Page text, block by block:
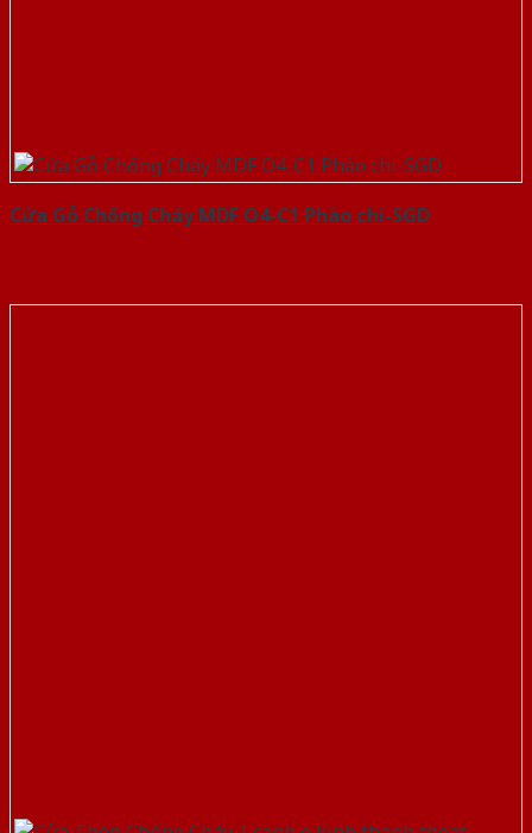
Cửa Gỗ Chống Cháy MDF O4-C1 Phào chi-SGD